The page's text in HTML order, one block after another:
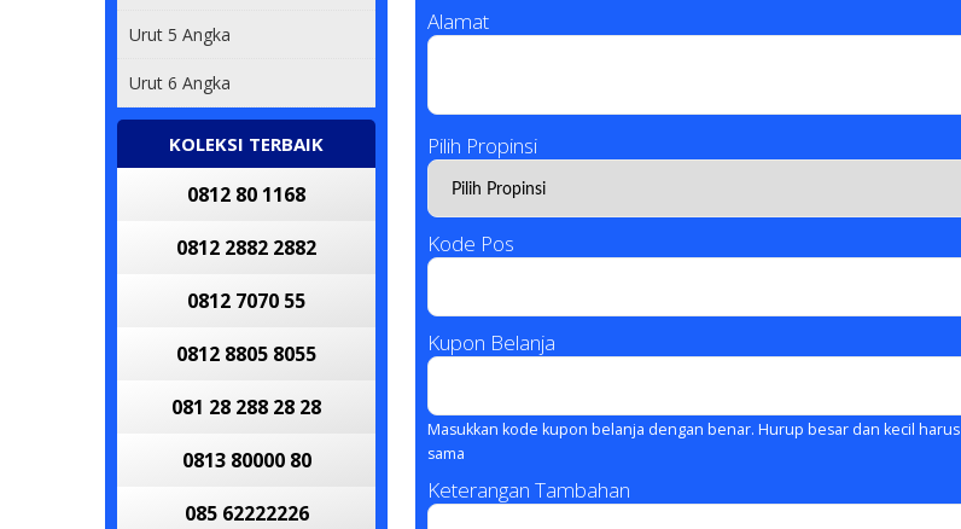
Urut 5 Angka
Urut 6 Angka
KOLEKSI TERBAIK
0812 80 1168
0812 2882 2882
0812 7070 55
0812 8805 8055
081 28 288 28 28
0813 80000 80
085 62222226
Alamat
Pilih Propinsi
Kode Pos
Kupon Belanja
Masukkan kode kupon belanja dengan benar. Hurup besar dan kecil harus
sama
Keterangan Tambahan